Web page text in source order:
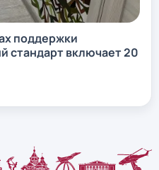
поддержки
стандарт включает 20